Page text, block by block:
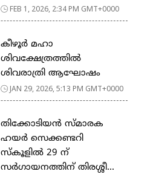
FEB 1, 2026, 2:34 PM GMT+0000
കീഴൂർ മഹാ
ശിവക്ഷേത്രത്തിൽ
ശിവരാത്രി ആഘോഷം
JAN 29, 2026, 5:13 PM GMT+0000
തിക്കോടിയൻ സ്മാരക
ഹയർ സെക്കണ്ടറി
സ്കൂളിൽ 29 ന്
സർഗായനത്തിന് തിരശ്ശീ...